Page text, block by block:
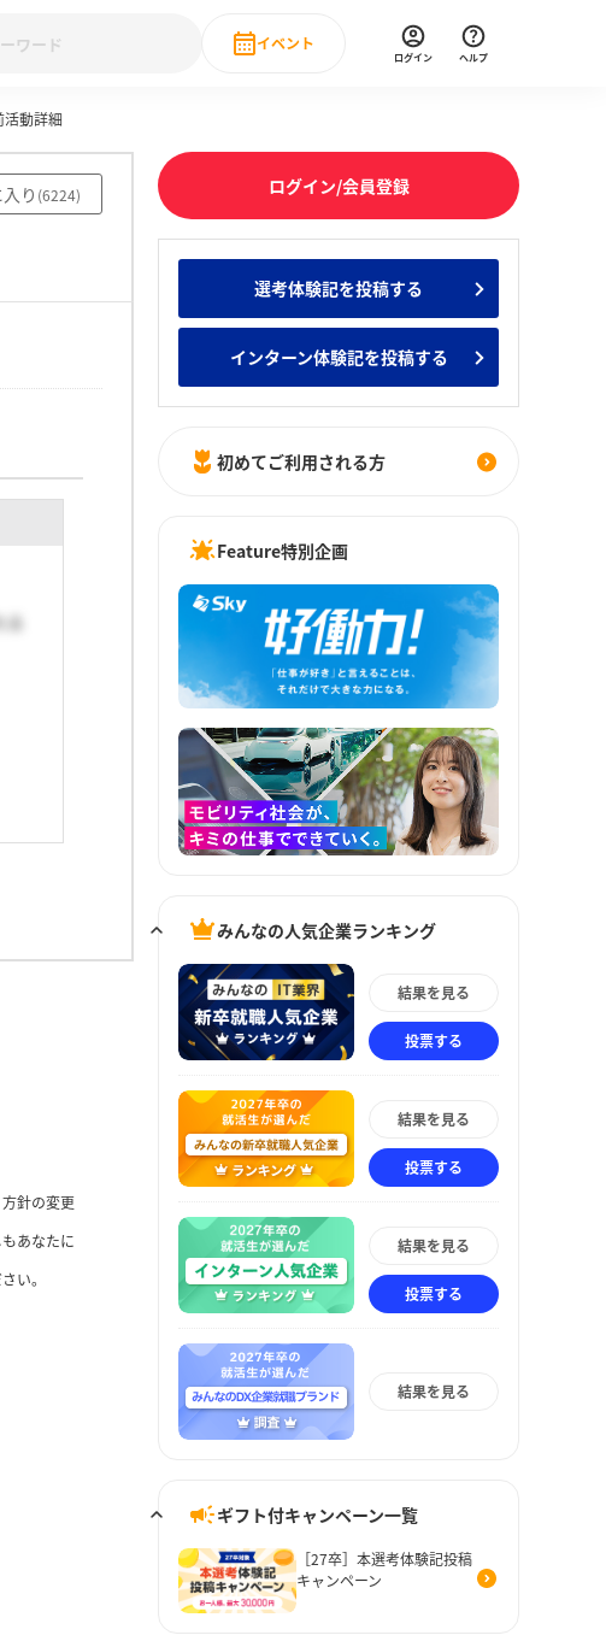
みんなの新卒就職人気企業ランキング みんなのインターン人気企業ランキ
28卒 IT・DX現場社員インタビュー
イベント
直近のイベント一覧
ログイン ヘルプ
動詳細
り (6224)
針の変更
あなたに
い。
ログイン/会員登録
選考体験記を投稿する
インターン体験記を投稿する
初めてご利用される方
Feature特別企画
みんなの人気企業ランキング
結果を見る
投票する
結果を見る
投票する
結果を見る
投票する
結果を見る
ギフト付キャンペーン一覧
［27卒］本選考体験記投稿
キャンペーン